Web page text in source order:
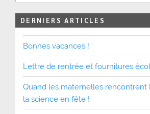
DERNIERS ARTICLES
Bonnes vacances !
Lettre de rentrée et fournitures
Quand les maternelles rencontrent
la science en fête !